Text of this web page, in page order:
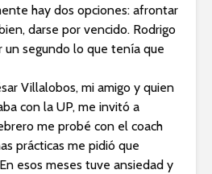
hay dos opciones: afrontar
darse por vencido. Rodrigo
un segundo lo que tenía que
Villalobos, mi amigo y quien
con la UP, me invitó a
me probé con el coach
prácticas me pidió que
esos meses tuve ansiedad y